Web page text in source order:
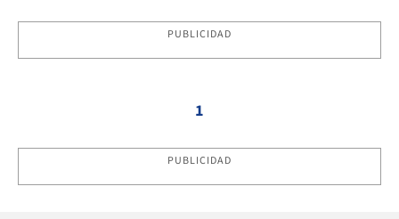
PUBLICIDAD
1
PUBLICIDAD